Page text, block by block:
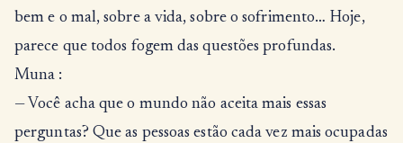
bem e o mal, sobre a vida, sobre o sofrimento… Hoje,
parece que todos fogem das questões profundas.
Muna :
— Você acha que o mundo não aceita mais essas
perguntas? Que as pessoas estão cada vez mais ocupadas